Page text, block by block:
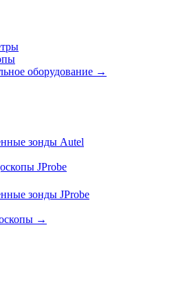
оборудование →
зонды Autel
JProbe
зонды JProbe
→